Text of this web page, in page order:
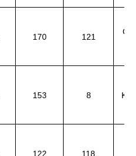
170 121
153 8
122 118